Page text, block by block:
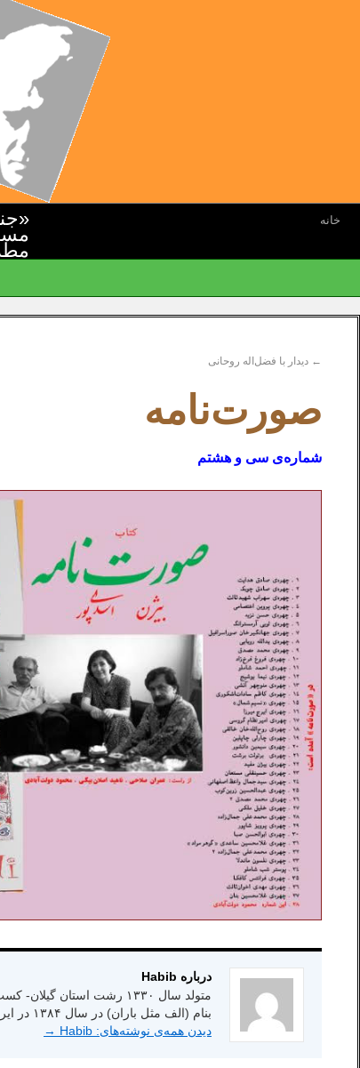
خانه
← دیدار با فضل‌اله روحانی
صورت‌نامه
شماره‌ی سی و هشتم
درباره Habib
بنام (الف مثل باران) در سال ۱۳۸۴ در ایران توسط انتشارات شاعر امروز.
دیدن همه‌ی نوشته‌های: Habib
→